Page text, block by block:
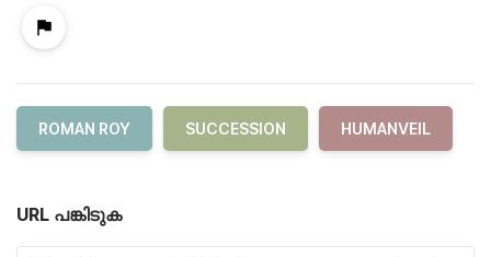
ROMAN ROY SUCCESSION HUMANVEIL
URL പങ്കിടുക